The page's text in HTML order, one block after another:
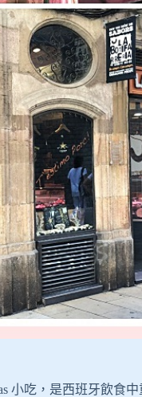
小吃，是西班牙飲食